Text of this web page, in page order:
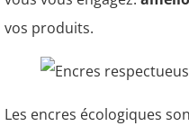
vos produits.
Les encres écologiques